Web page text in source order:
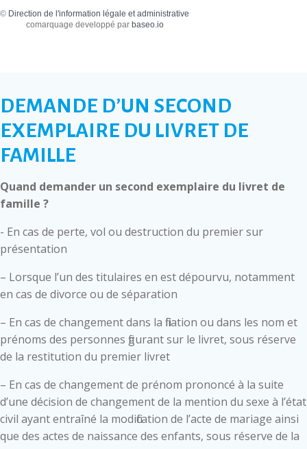
© Direction de l'information légale et administrative
comarquage developpé par baseo.io
DEMANDE D’UN SECOND
EXEMPLAIRE DU LIVRET DE
FAMILLE
Quand demander un second exemplaire du livret de
famille ?
- En cas de perte, vol ou destruction du premier sur
présentation
– Lorsque l’un des titulaires en est dépourvu, notamment
en cas de divorce ou de séparation
– En cas de changement dans la filiation ou dans les nom et
prénoms des personnes figurant sur le livret, sous réserve
de la restitution du premier livret
– En cas de changement de prénom prononcé à la suite
d’une décision de changement de la mention du sexe à l’état
civil ayant entraîné la modification de l’acte de mariage ainsi
que des actes de naissance des enfants, sous réserve de la